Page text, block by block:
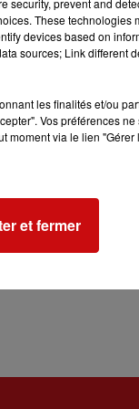
four préchauffé
en prenant soin
et 3 à 4 c-à-s
avec le riz à la
security, prevent and
These technologies
devices based on
sources; Link different
les finalités et/ou
Vos préférences
moment via le lien
et fermer